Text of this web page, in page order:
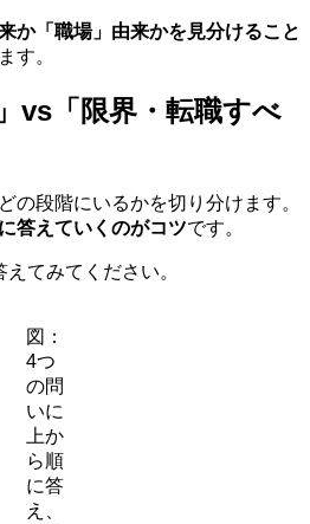
か「職場」由来かを見分けること
す。
vs「限界・転職すべ
の段階にいるかを切り分けます。
答えていくのがコツです。
てみてください。
図：
4つ
の問
いに
上か
ら順
に答
え、